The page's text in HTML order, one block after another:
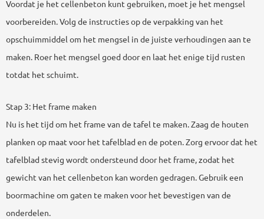
Voordat je het cellenbeton kunt gebruiken, moet je het mengsel
voorbereiden. Volg de instructies op de verpakking van het
opschuimmiddel om het mengsel in de juiste verhoudingen aan te
maken. Roer het mengsel goed door en laat het enige tijd rusten
totdat het schuimt.
Stap 3: Het frame maken
Nu is het tijd om het frame van de tafel te maken. Zaag de houten
planken op maat voor het tafelblad en de poten. Zorg ervoor dat het
tafelblad stevig wordt ondersteund door het frame, zodat het
gewicht van het cellenbeton kan worden gedragen. Gebruik een
boormachine om gaten te maken voor het bevestigen van de
onderdelen.